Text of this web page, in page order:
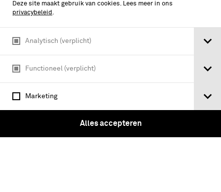
Deze site maakt gebruik van cookies. Lees meer in ons
privacybeleid .
Analytisch (verplicht)
Functioneel (verplicht)
Marketing
Alles accepteren
InstagramFacebook
Over ons